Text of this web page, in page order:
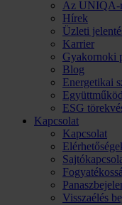
Az UNIQA-
Hírek
Üzleti
Karrier
Gyakornoki
Blog
Energetikai
ESG
Kapcsolat
Kapcsolat
Visszaélés